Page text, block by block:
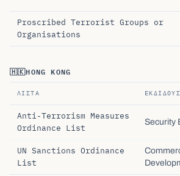
Proscribed Terrorist Groups or
Organisations
🇭🇰HONG KONG
ΛΊΣΤΑ
Anti-Terrorism Measures
Ordinance List
Security
UN Sanctions Ordinance
List